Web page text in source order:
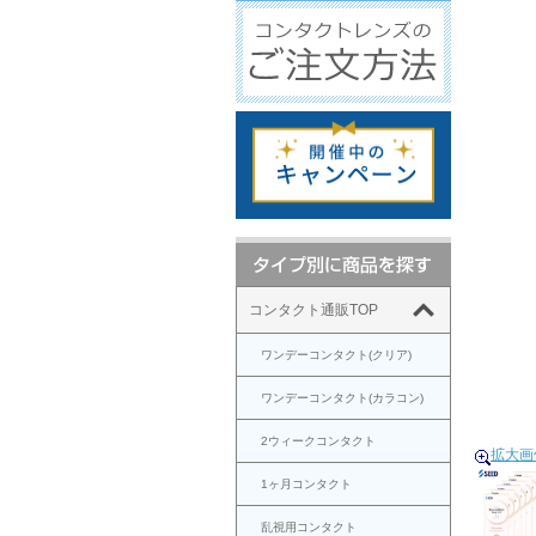
コンタクト通販TOP
ワンデーコンタクト(クリア)
ワンデーコンタクト(カラコン)
2ウィークコンタクト
1ヶ月コンタクト
乱視用コンタクト
拡大